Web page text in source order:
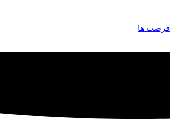
فرصت ها